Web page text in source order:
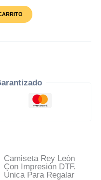
Camiseta Rey León
Con Impresión DTF.
Única Para Regalar